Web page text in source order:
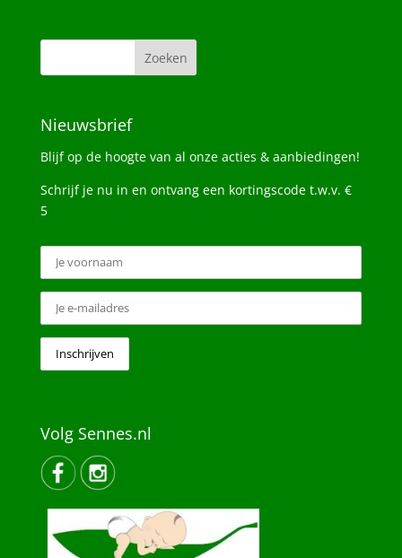
Nieuwsbrief
Blijf op de hoogte van al onze acties & aanbiedingen!
Schrijf je nu in en ontvang een kortingscode t.w.v. €
5
Volg Sennes.nl